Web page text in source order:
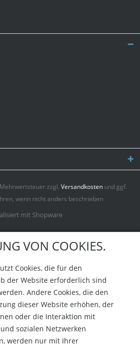
zzgl. Versandkosten und ggf.
wenn nicht anders beschrieben
mit Shopware
VON COOKIES.
Cookies, die für den
der Website erforderlich sind
Andere Cookies, die den
dieser Website erhöhen, der
oder die Interaktion mit
sozialen Netzwerken
werden nur mit Ihrer